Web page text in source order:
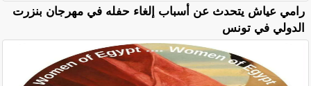
رامي عياش يتحدث عن أسباب إلغاء حفله في مهرجان بنزرت
الدولي في تونس